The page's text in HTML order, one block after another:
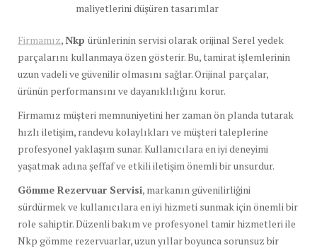
maliyetlerini düşüren tasarımlar
Firmamız, Nkp ürünlerinin servisi olarak orijinal Serel yedek
parçalarını kullanmaya özen gösterir. Bu, tamirat işlemlerinin
uzun vadeli ve güvenilir olmasını sağlar. Orijinal parçalar,
ürünün performansını ve dayanıklılığını korur.
Firmamız müşteri memnuniyetini her zaman ön planda tutarak
hızlı iletişim, randevu kolaylıkları ve müşteri taleplerine
profesyonel yaklaşım sunar. Kullanıcılara en iyi deneyimi
yaşatmak adına şeffaf ve etkili iletişim önemli bir unsurdur.
Gömme Rezervuar Servisi, markanın güvenilirliğini
sürdürmek ve kullanıcılara en iyi hizmeti sunmak için önemli bir
role sahiptir. Düzenli bakım ve profesyonel tamir hizmetleri ile
Nkp gömme rezervuarlar, uzun yıllar boyunca sorunsuz bir